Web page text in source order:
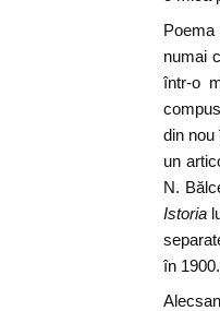
Poema
numai
într-o
din nou
un
N.
Istoria
în 1900.